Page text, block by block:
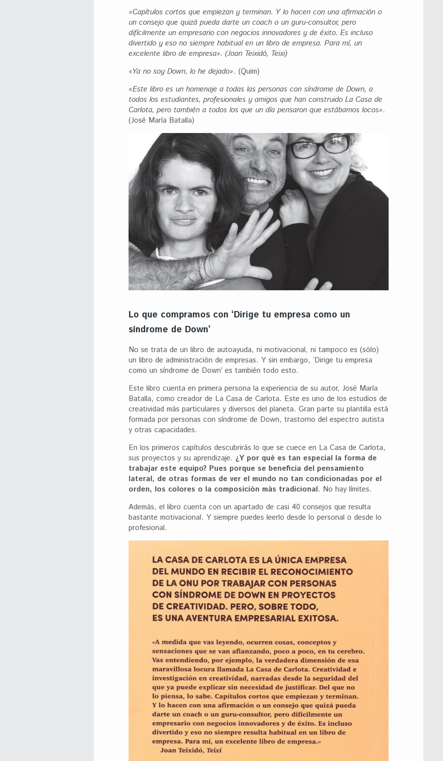
«Capítulos cortos que empiezan y terminan. Y lo hacen con una afirmación o
un consejo que quizá pueda darte un coach o un guru-consultor, pero
difícilmente un empresario con negocios innovadores y de éxito. Es incluso
divertido y eso no siempre habitual en un libro de empresa. Para mí, un
excelente libro de empresa». (Joan Teixidó, Teixi)
«Ya no soy Down, lo he dejado». (Quim)
«Este libro es un homenaje a todas las personas con síndrome de Down, a
todos los estudiantes, profesionales y amigos que han construido La Casa de
Carlota, pero también a todos los que un día pensaron que estábamos locos».
(José María Batalla)
Lo que compramos con ‘Dirige tu empresa como un
síndrome de Down’
No se trata de un libro de autoayuda, ni motivacional, ni tampoco es (sólo)
un libro de administración de empresas. Y sin embargo, ‘Dirige tu empresa
como un síndrome de Down’ es también todo esto.
Este libro cuenta en primera persona la experiencia de su autor, José María
Batalla, como creador de La Casa de Carlota. Este es uno de los estudios de
creatividad más particulares y diversos del planeta. Gran parte su plantilla está
formada por personas con síndrome de Down, trastorno del espectro autista
y otras capacidades.
En los primeros capítulos descubrirás lo que se cuece en La Casa de Carlota,
sus proyectos y su aprendizaje. ¿Y por qué es tan especial la forma de
trabajar este equipo? Pues porque se beneficia del pensamiento
lateral, de otras formas de ver el mundo no tan condicionadas por el
orden, los colores o la composición más tradicional. No hay límites.
Además, el libro cuenta con un apartado de casi 40 consejos que resulta
bastante motivacional. Y siempre puedes leerlo desde lo personal o desde lo
profesional.